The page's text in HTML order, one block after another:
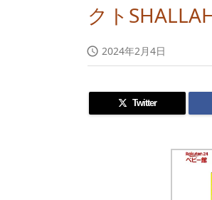
クト
 2024年2月4日
Twitter